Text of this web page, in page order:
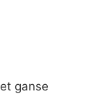
ganse